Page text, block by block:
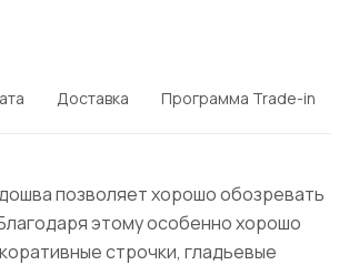
Доставка Программа Trade-in
позволяет хорошо обозревать
этому особенно хорошо
строчки, гладьевые